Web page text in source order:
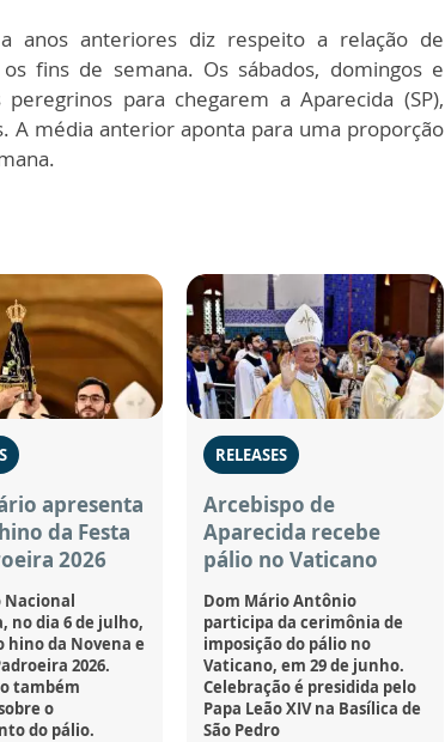
anos anteriores diz respeito a relação de
fins de semana. Os sábados, domingos e
para chegarem a Aparecida (SP),
A média anterior aponta para uma proporção
apresenta
da Festa
2026
no dia 6 de julho,
hino da Novena e
2026.
também
o
do pálio.
RELEASES
Arcebispo de
Aparecida recebe
pálio no Vaticano
Dom Mário Antônio
participa da cerimônia de
imposição do pálio no
Vaticano, em 29 de junho.
Celebração é presidida pelo
Papa Leão XIV na Basílica de
São Pedro